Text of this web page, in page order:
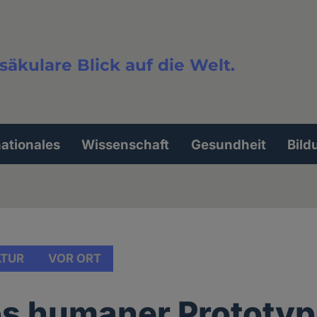
Blick auf die Welt.
Wissenschaft Gesundheit
VOR ORT